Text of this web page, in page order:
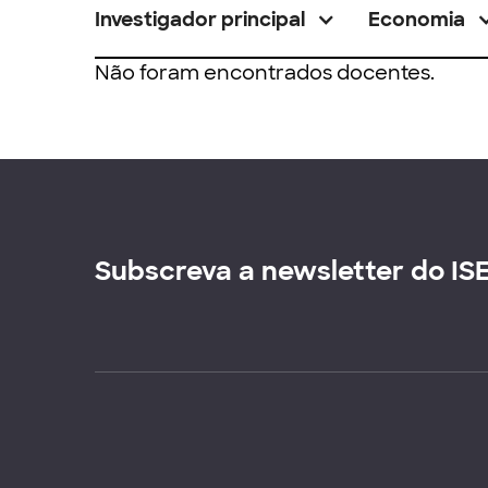
Investigador principal Economia
Não foram encontrados docentes.
Subscreva a newsletter do